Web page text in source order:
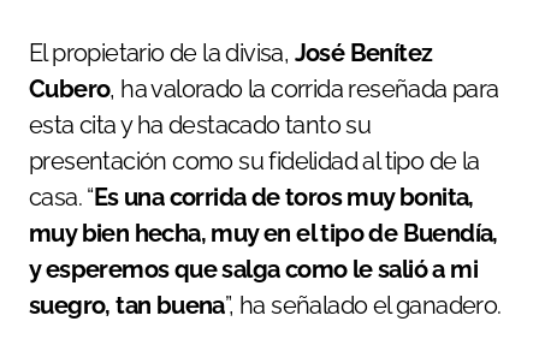
El propietario de la divisa, José Benítez
Cubero, ha valorado la corrida reseñada para
esta cita y ha destacado tanto su
presentación como su fidelidad al tipo de la
casa. “Es una corrida de toros muy bonita,
muy bien hecha, muy en el tipo de Buendía,
y esperemos que salga como le salió a mi
suegro, tan buena”, ha señalado el ganadero.